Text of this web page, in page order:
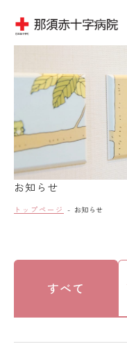
お知らせ
トップページ お知らせ
すべて